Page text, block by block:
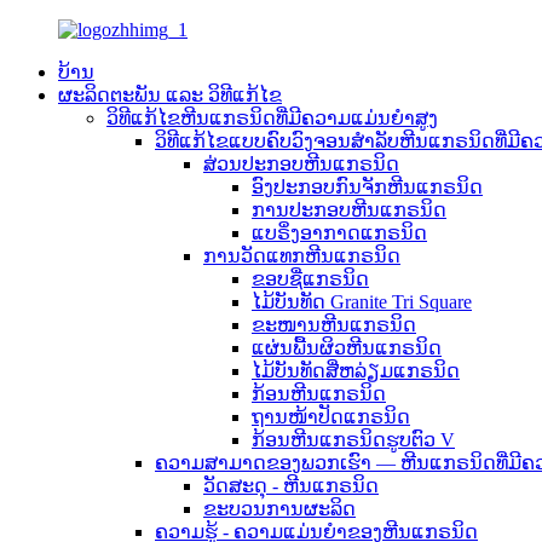
ບ້ານ
ຜະລິດຕະພັນ ແລະ ວິທີແກ້ໄຂ
ວິທີແກ້ໄຂຫີນແກຣນິດທີ່ມີຄວາມແມ່ນຍຳສູງ
ວິທີແກ້ໄຂແບບຄົບວົງຈອນສຳລັບຫີນແກຣນິດທີ່ມີຄ
ສ່ວນປະກອບຫີນແກຣນິດ
ອົງປະກອບກົນຈັກຫີນແກຣນິດ
ການປະກອບຫີນແກຣນິດ
ແບຣິ່ງອາກາດແກຣນິດ
ການວັດແທກຫີນແກຣນິດ
ຂອບຊື່ແກຣນິດ
ໄມ້ບັນທັດ Granite Tri Square
ຂະໜານຫີນແກຣນິດ
ແຜ່ນພື້ນຜິວຫີນແກຣນິດ
ໄມ້ບັນທັດສີ່ຫລ່ຽມແກຣນິດ
ກ້ອນຫີນແກຣນິດ
ຖານໜ້າປັດແກຣນິດ
ກ້ອນຫີນແກຣນິດຮູບຕົວ V
ຄວາມສາມາດຂອງພວກເຮົາ — ຫີນແກຣນິດທີ່ມີຄ
ວັດສະດຸ - ຫີນແກຣນິດ
ຂະບວນການຜະລິດ
ຄວາມຮູ້ - ຄວາມແມ່ນຍໍາຂອງຫີນແກຣນິດ